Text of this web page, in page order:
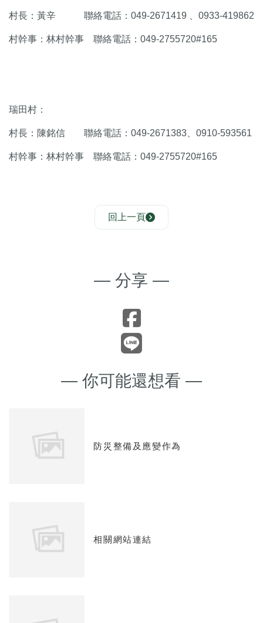
村長：黃辛 聯絡電話：049-2671419 、0933-419862
村幹事：林村幹事 聯絡電話：049-2755720#165
瑞田村：
村長：陳銘信 聯絡電話：049-2671383、0910-593561
村幹事：林村幹事 聯絡電話：049-2755720#165
回上一頁
— 分享 —
— 你可能還想看 —
防災整備及應變作為
相關網站連結